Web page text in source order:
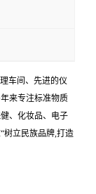
车间、先进的仪
来专注标准物质
、化妆品、电子
树立民族品牌,打造